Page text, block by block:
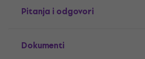
Pitanja i odgovori
Dokumenti